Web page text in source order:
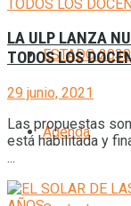
ESTADO 2030
Agenda
LA ULP LANZA
TODOS LOS
29 junio, 2021
Las propuestas
está habilitada y
...